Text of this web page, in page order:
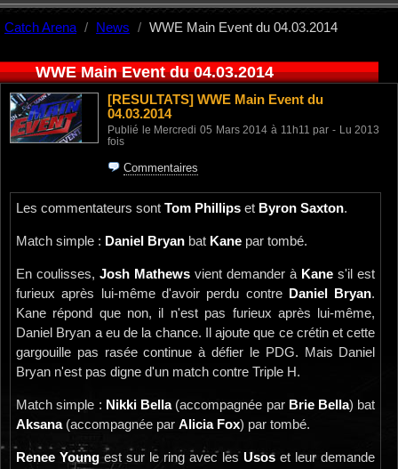
Catch Arena News WWE Main Event du 04.03.2014
WWE Main Event du 04.03.2014
[RESULTATS] WWE Main Event du
04.03.2014
Publié le Mercredi 05 Mars 2014 à 11h11 par - Lu 2013
fois
Commentaires
Les commentateurs sont Tom Phillips et Byron Saxton.
Match simple : Daniel Bryan bat Kane par tombé.
En coulisses,Josh Mathews vient demander à Kane s'il est
furieux après lui-même d'avoir perdu contre
Daniel Bryan.
Kane répond que non, il n'est pas furieux après lui-même,
Daniel Bryan a eu de la chance. Il ajoute que ce crétin et cette
gargouille pas rasée continue à défier le PDG. Mais Daniel
Bryan n'est pas digne d'un match contre Triple H.
Match simple : Nikki Bella(accompagnée par Brie Bella) bat
Aksana(accompagnée par Alicia Fox) par tombé.
Renee Youngest sur le ring avec lesUsos et leur demande